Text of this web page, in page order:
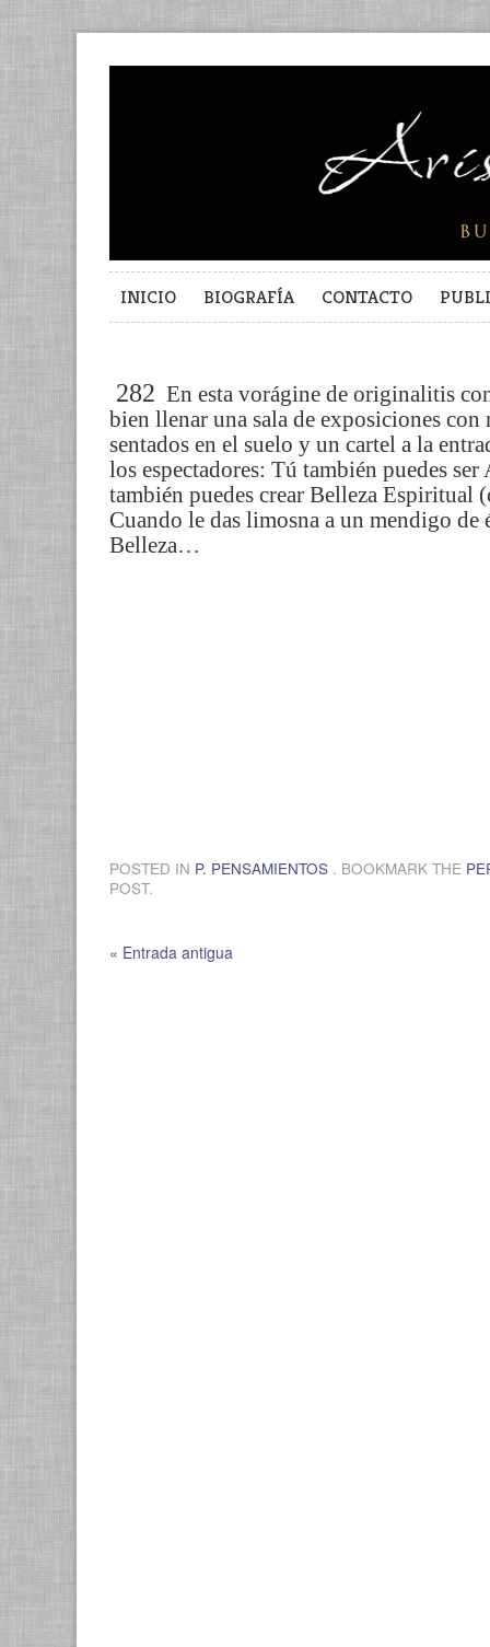
INICIO BIOGRAFÍA CONTACTO
282 En esta vorágine de originalitis
bien llenar una sala de exposiciones con
sentados en el suelo y un cartel a la
los espectadores: Tú también puedes
también puedes crear Belleza Espiritual
Cuando le das limosna a un mendigo de
Belleza…
POSTED IN P. PENSAMIENTOS . BOOKMARK THE
POST.
« Entrada antigua